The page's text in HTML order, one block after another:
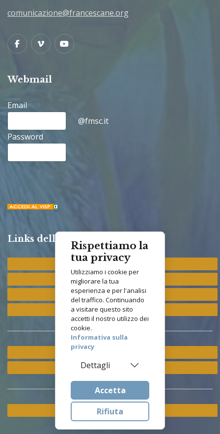
Rispettiamo la
tua privacy
Utilizziamo i cookie per
migliorare la tua
esperienza e per l'analisi
del traffico. Continuando
a visitare questo sito
accetti il nostro utilizzo dei
cookie.
Informativa sulla
privacy
Dettagli
Accetta
Rifiuta
comunicazione@francescane.org
FacebookVimeoYoutube
Webmail
Email
@fmsc.it
Password
Links della Congregazione
Provincia "St. Francis"
Provincia "M. Immacolata"
Provincia "S. Antonio"
Provincia "S. Elisabetta"
Istituto Asisium
Cookie & Privacy Policy